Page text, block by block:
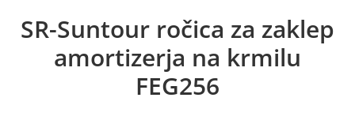
SR-Suntour ročica za zaklep
amortizerja na krmilu
FEG256